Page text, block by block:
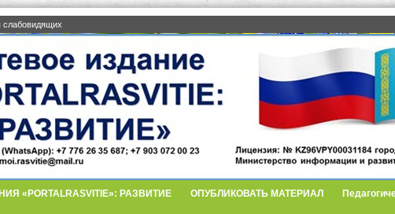
слабовидящих
«PORTALRASVITIE»: РАЗВИТИЕ ОПУБЛИКОВАТЬ МАТЕРИАЛ